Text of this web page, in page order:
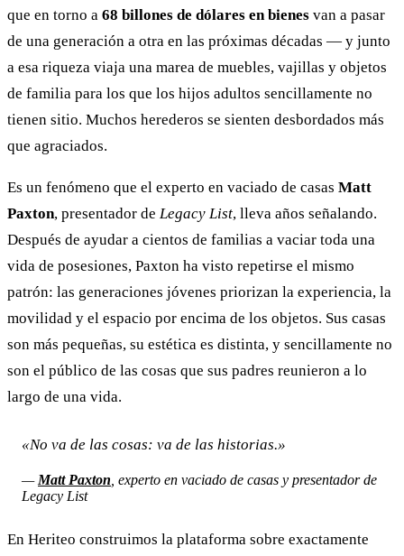
que en torno a 68 billones de dólares en bienes van a pasar
de una generación a otra en las próximas décadas — y junto
a esa riqueza viaja una marea de muebles, vajillas y objetos
de familia para los que los hijos adultos sencillamente no
tienen sitio. Muchos herederos se sienten desbordados más
que agraciados.
Es un fenómeno que el experto en vaciado de casas Matt
Paxton, presentador de Legacy List, lleva años señalando.
Después de ayudar a cientos de familias a vaciar toda una
vida de posesiones, Paxton ha visto repetirse el mismo
patrón: las generaciones jóvenes priorizan la experiencia, la
movilidad y el espacio por encima de los objetos. Sus casas
son más pequeñas, su estética es distinta, y sencillamente no
son el público de las cosas que sus padres reunieron a lo
largo de una vida.
«No va de las cosas: va de las historias.»
—Matt Paxton, experto en vaciado de casas y presentador de
Legacy List
En Heriteo construimos la plataforma sobre exactamente